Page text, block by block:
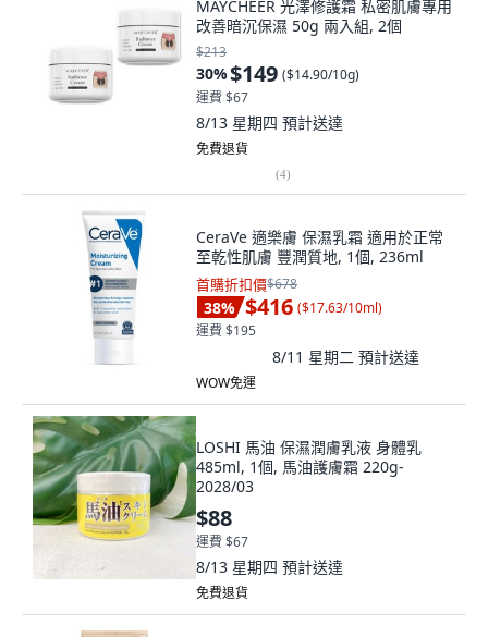
MAYCHEER 光澤修護霜 私密肌膚專用
改善暗沉保濕 50g 兩入組, 2個
$213
30%$149 ($14.90/10g)
運費 $67
8/13 星期四 預計送達
免費退貨
(4)
CeraVe 適樂膚 保濕乳霜 適用於正常
至乾性肌膚 豐潤質地, 1個, 236ml
首購折扣價$678
38% $416 ($17.63/10ml)
運費 $195
8/11 星期二 預計送達
WOW免運
LOSHI 馬油 保濕潤膚乳液 身體乳
485ml, 1個, 馬油護膚霜 220g-
2028/03
$88
運費 $67
8/13 星期四 預計送達
免費退貨